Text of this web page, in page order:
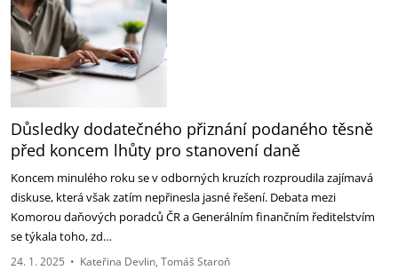
Důsledky dodatečného přiznání podaného těsně
před koncem lhůty pro stanovení daně
Koncem minulého roku se v odborných kruzích rozproudila zajímavá
diskuse, která však zatím nepřinesla jasné řešení. Debata mezi
Komorou daňových poradců ČR a Generálním finančním ředitelstvím
se týkala toho, zd…
24. 1. 2025 • Kateřina Devlin Tomáš Staroň